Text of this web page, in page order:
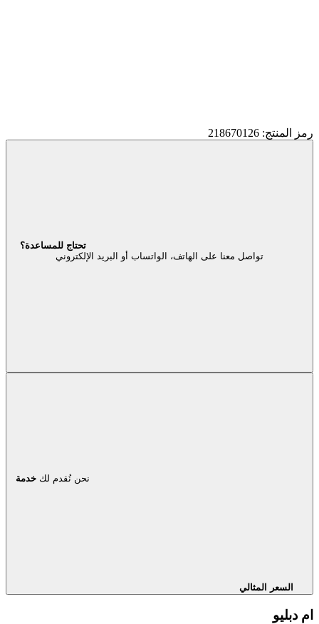
رمز المنتج: 218670126
تحتاج للمساعدة؟
تواصل معنا على الهاتف، الواتساب أو البريد الإلكتروني
نحن نُقدم لك خدمة
السعر المثالي
ام دبليو